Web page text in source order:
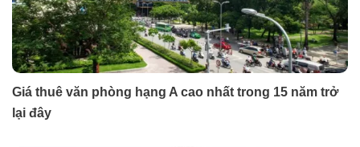
Giá thuê văn phòng hạng A cao nhất trong 15 năm trở
lại đây